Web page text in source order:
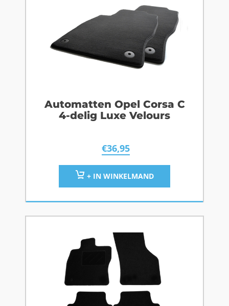
Automatten Opel Corsa C
4-delig Luxe Velours
€36,95
+ IN WINKELMAND